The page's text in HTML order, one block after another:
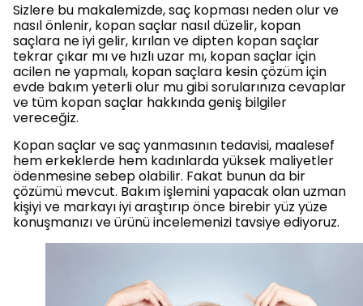
Sizlere bu makalemizde, saç kopması neden olur ve
nasıl önlenir, kopan saçlar nasıl düzelir, kopan
saçlara ne iyi gelir, kırılan ve dipten kopan saçlar
tekrar çıkar mı ve hızlı uzar mı, kopan saçlar için
acilen ne yapmalı, kopan saçlara kesin çözüm için
evde bakım yeterli olur mu gibi sorularınıza cevaplar
ve tüm kopan saçlar hakkında geniş bilgiler
vereceğiz.
Kopan saçlar ve saç yanmasının tedavisi, maalesef
hem erkeklerde hem kadınlarda yüksek maliyetler
ödenmesine sebep olabilir. Fakat bunun da bir
çözümü mevcut. Bakım işlemini yapacak olan uzman
kişiyi ve markayı iyi araştırıp önce birebir yüz yüze
konuşmanızı ve ürünü incelemenizi tavsiye ediyoruz.